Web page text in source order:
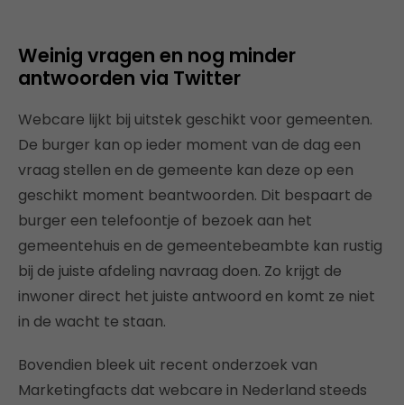
Weinig vragen en nog minder
antwoorden via Twitter
Webcare lijkt bij uitstek geschikt voor gemeenten.
De burger kan op ieder moment van de dag een
vraag stellen en de gemeente kan deze op een
geschikt moment beantwoorden. Dit bespaart de
burger een telefoontje of bezoek aan het
gemeentehuis en de gemeentebeambte kan rustig
bij de juiste afdeling navraag doen. Zo krijgt de
inwoner direct het juiste antwoord en komt ze niet
in de wacht te staan.
Bovendien bleek uit recent onderzoek van
Marketingfacts dat webcare in Nederland steeds